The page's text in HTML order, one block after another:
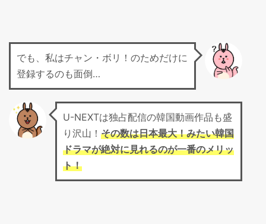
でも、私はチャン・ボリ！のためだけに
登録するのも面倒…
U-NEXTは独占配信の韓国動画作品も盛
り沢山！ その数は日本最大！みたい韓国
ドラマが絶対に見れるのが一番のメリッ
ト！